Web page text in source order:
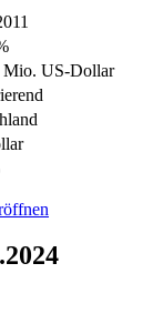
Mio. US-Dollar